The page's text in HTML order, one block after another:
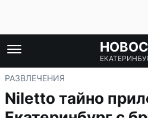
РАЗВЛЕЧЕНИЯ
Niletto тайно